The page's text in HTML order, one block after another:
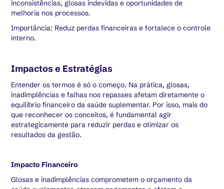
inconsistências, glosas indevidas e oportunidades de
melhoria nos processos.
Importância: Reduz perdas financeiras e fortalece o controle
interno.
Impactos e Estratégias
Entender os termos é só o começo. Na prática, glosas,
inadimplências e falhas nos repasses afetam diretamente o
equilíbrio financeiro da saúde suplementar. Por isso, mais do
que reconhecer os conceitos, é fundamental agir
estrategicamente para reduzir perdas e otimizar os
resultados da gestão.
Impacto Financeiro
Glosas e inadimplências comprometem o orçamento da